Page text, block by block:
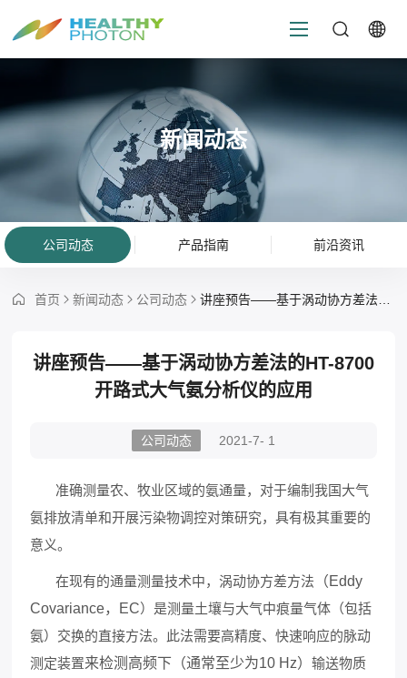
新闻动态
公司动态 产品指南 前沿资讯
首页 新闻动态 公司动态 讲座预告——基于涡动协方差法的HT-8700开路式大气氨分析仪的应用
讲座预告——基于涡动协方差法的HT-8700
开路式大气氨分析仪的应用
公司动态 2021-7- 1
准确测量农、牧业区域的氨通量，对于编制我国大气
氨排放清单和开展污染物调控对策研究，具有极其重要的
意义。
在现有的通量测量技术中，涡动协方差方法 （Eddy
Covariance， EC）是测量土壤与大气中痕量气体（包括
氨）交换的直接方法。此法需要高精度、快速响应的脉动
测定装置来检测高频下（通常至少为10 Hz）输送物质